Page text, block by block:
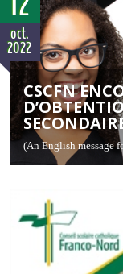
oct.
2022
CSCFN
(An English message